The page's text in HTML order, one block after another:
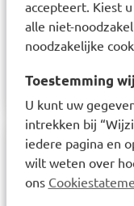
accepteert. Kiest
alle niet-
noodzakelijke
Toestemming
U kunt uw
intrekken bij
iedere pagina en
wilt weten over
ons
Inhoud van het